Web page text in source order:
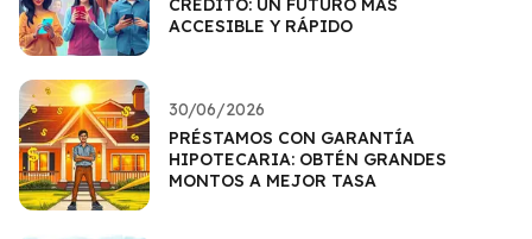
CRÉDITO: UN FUTURO MÁS
ACCESIBLE Y RÁPIDO
30/06/2026
PRÉSTAMOS CON GARANTÍA
HIPOTECARIA: OBTÉN GRANDES
MONTOS A MEJOR TASA